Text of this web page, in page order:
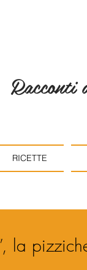
Racconti
RICETTE
la